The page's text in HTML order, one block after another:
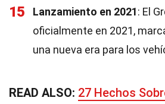
15 Lanzamiento en 2021: El
oficialmente en 2021,
una nueva era para los
READ ALSO: 27 Hechos